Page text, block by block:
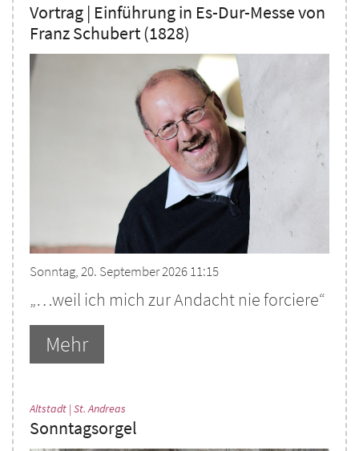
Vortrag | Einführung in Es-Dur-Messe von
Franz Schubert (1828)
Sonntag, 20. September 2026 11:15
„…weil ich mich zur Andacht nie forciere“
Mehr
Altstadt | St. Andreas
Sonntagsorgel